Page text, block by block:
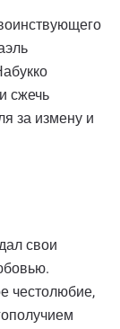
сжечь
за измену и
свои
честолюбие,